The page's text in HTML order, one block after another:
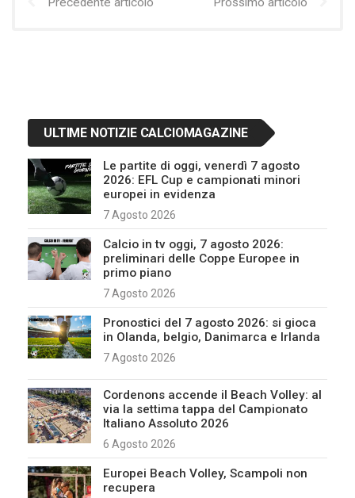
ULTIME NOTIZIE CALCIOMAGAZINE
Le partite di oggi, venerdì 7 agosto
2026: EFL Cup e campionati minori
europei in evidenza
7 Agosto 2026
Calcio in tv oggi, 7 agosto 2026:
preliminari delle Coppe Europee in
primo piano
7 Agosto 2026
Pronostici del 7 agosto 2026: si gioca
in Olanda, belgio, Danimarca e Irlanda
7 Agosto 2026
Cordenons accende il Beach Volley: al
via la settima tappa del Campionato
Italiano Assoluto 2026
6 Agosto 2026
Europei Beach Volley, Scampoli non
recupera